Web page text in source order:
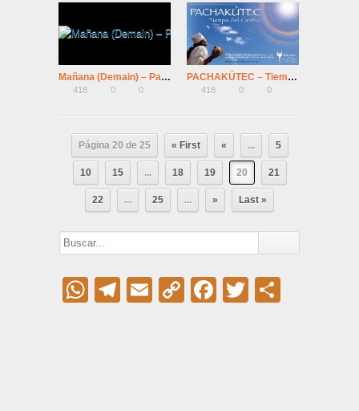
Mañana (Demain) – Parte 2
418 0 0
PACHAKÚTEC – Tiempo del Cambio – El Retorno de la Luz
418 0 0
Página 20 de 25 « First « ... 5
10 15 ... 18 19 20 21
22 ... 25 ... » Last »
WhatsApp
Telegram
EmailCopyFacebook
Twitter